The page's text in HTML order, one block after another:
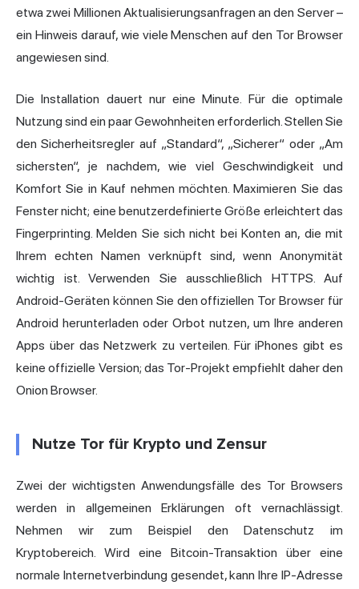
etwa zwei Millionen Aktualisierungsanfragen an den Server –
ein Hinweis darauf, wie viele Menschen auf den Tor Browser
angewiesen sind.
Die Installation dauert nur eine Minute. Für die optimale
Nutzung sind ein paar Gewohnheiten erforderlich. Stellen Sie
den Sicherheitsregler auf „Standard“, „Sicherer“ oder „Am
sichersten“, je nachdem, wie viel Geschwindigkeit und
Komfort Sie in Kauf nehmen möchten. Maximieren Sie das
Fenster nicht; eine benutzerdefinierte Größe erleichtert das
Fingerprinting. Melden Sie sich nicht bei Konten an, die mit
Ihrem echten Namen verknüpft sind, wenn Anonymität
wichtig ist. Verwenden Sie ausschließlich HTTPS. Auf
Android-Geräten können Sie den offiziellen Tor Browser für
Android herunterladen oder Orbot nutzen, um Ihre anderen
Apps über das Netzwerk zu verteilen. Für iPhones gibt es
keine offizielle Version; das Tor-Projekt empfiehlt daher den
Onion Browser.
Nutze Tor für Krypto und Zensur
Zwei der wichtigsten Anwendungsfälle des Tor Browsers
werden in allgemeinen Erklärungen oft vernachlässigt.
Nehmen wir zum Beispiel den Datenschutz im
Kryptobereich. Wird eine Bitcoin-Transaktion über eine
normale Internetverbindung gesendet, kannIhre IP-Adresse